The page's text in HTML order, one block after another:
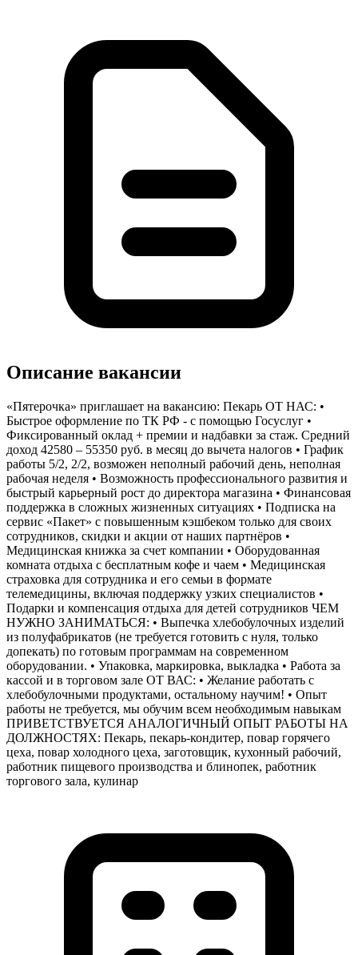
Описание вакансии
«Пятерочка» приглашает на вакансию: Пекарь ОТ НАС: •
Быстрое оформление по ТК РФ - с помощью Госуслуг •
Фиксированный оклад + премии и надбавки за стаж. Средний
доход 42580 – 55350 руб. в месяц до вычета налогов • График
работы 5/2, 2/2, возможен неполный рабочий день, неполная
рабочая неделя • Возможность профессионального развития и
быстрый карьерный рост до директора магазина • Финансовая
поддержка в сложных жизненных ситуациях • Подписка на
сервис «Пакет» с повышенным кэшбеком только для своих
сотрудников, скидки и акции от наших партнёров •
Медицинская книжка за счет компании • Оборудованная
комната отдыха с бесплатным кофе и чаем • Медицинская
страховка для сотрудника и его семьи в формате
телемедицины, включая поддержку узких специалистов •
Подарки и компенсация отдыха для детей сотрудников ЧЕМ
НУЖНО ЗАНИМАТЬСЯ: • Выпечка хлебобулочных изделий
из полуфабрикатов (не требуется готовить с нуля, только
допекать) по готовым программам на современном
оборудовании. • Упаковка, маркировка, выкладка • Работа за
кассой и в торговом зале ОТ ВАС: • Желание работать с
хлебобулочными продуктами, остальному научим! • Опыт
работы не требуется, мы обучим всем необходимым навыкам
ПРИВЕТСТВУЕТСЯ АНАЛОГИЧНЫЙ ОПЫТ РАБОТЫ НА
ДОЛЖНОСТЯХ: Пекарь, пекарь-кондитер, повар горячего
цеха, повар холодного цеха, заготовщик, кухонный рабочий,
работник пищевого производства и блинопек, работник
торгового зала, кулинар